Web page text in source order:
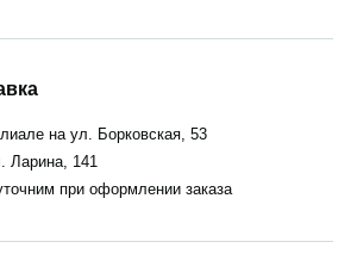
на ул. Борковская, 53
Ларина, 141
при оформлении заказа